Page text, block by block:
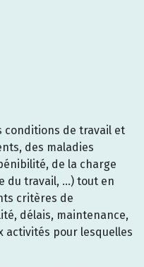
conditions de travail et
des maladies
de la charge
du travail, …) tout en
critères de
délais, maintenance,
activités pour lesquelles